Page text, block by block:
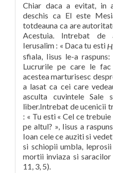
Chiar daca a evitat, in
deschis ca El este
totdeauna ca are
Acestuia. Intrebat de
Ierusalim : « Daca tu esti
sfiala, Iisus le-a
Lucrurile pe care le
acestea marturisesc
a lasat ca cei care
asculta cuvintele Sale
liber.Intrebat de ucenicii
: « Tu esti « Cel ce
pe altul? », Iisus a
Ioan cele ce auziti si
si schiopii umbla,
mortii inviaza si
11, 3, 5).